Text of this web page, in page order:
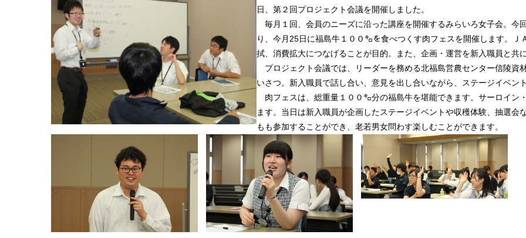
日、第２回プロジェクト会議を開催しました。
毎月１回、会員のニーズに沿った講座を開催するみらいろ女子会。今
り、今月25日に福島牛１００㌔を食べつくす肉フェスを開催します。
拭、消費拡大につなげることが目的。また、企画・運営を新入職員と共
プロジェクト会議では、リーダーを務める北福島営農センター信陵資
いさつ。新入職員で話し合い、意見を出し合いながら、ステージイベン
肉フェスは、総重量１００㌔分の福島牛を堪能できます。サーロイン
ます。当日は新入職員が企画したステージイベントや収穫体験、抽選
もも参加することができ、老若男女問わす楽しむことができます。